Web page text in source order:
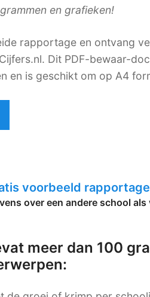
en grafieken!
rapportage en ontvang
Dit PDF-bewaar-
en is geschikt om op A4
voorbeeld rapportage
over een andere school als
meer dan 100